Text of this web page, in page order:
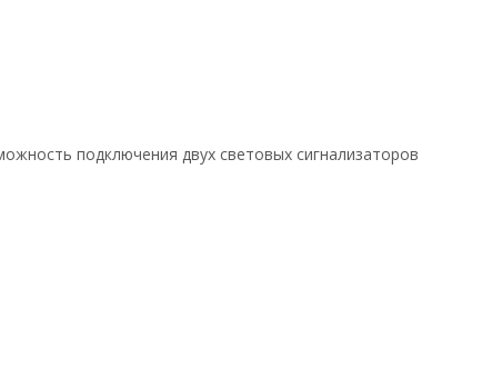
подключения двух световых сигнализаторов